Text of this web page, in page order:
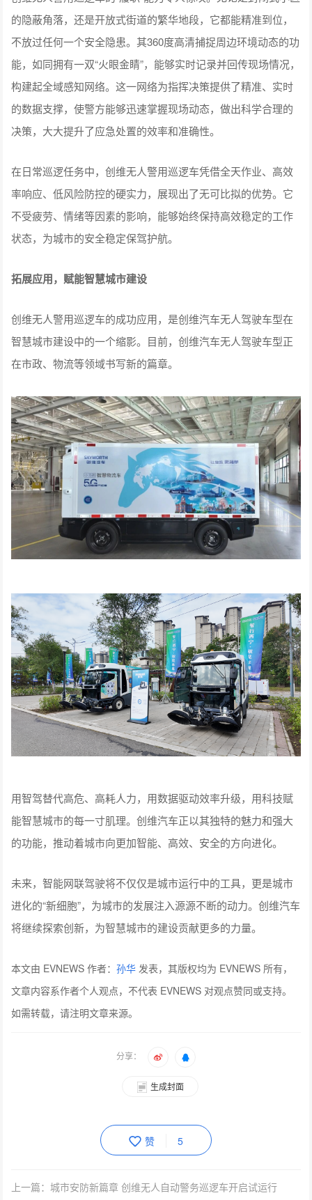
的隐蔽角落，还是开放式街道的繁华地段，它都能精准到位，
不放过任何一个安全隐患。其360度高清捕捉周边环境动态的功
能，如同拥有一双“火眼金睛”，能够实时记录并回传现场情况，
构建起全域感知网络。这一网络为指挥决策提供了精准、实时
的数据支撑，使警方能够迅速掌握现场动态，做出科学合理的
决策，大大提升了应急处置的效率和准确性。
在日常巡逻任务中，创维无人警用巡逻车凭借全天作业、高效
率响应、低风险防控的硬实力，展现出了无可比拟的优势。它
不受疲劳、情绪等因素的影响，能够始终保持高效稳定的工作
状态，为城市的安全稳定保驾护航。
拓展应用，赋能智慧城市建设
创维无人警用巡逻车的成功应用，是创维汽车无人驾驶车型在
智慧城市建设中的一个缩影。目前，创维汽车无人驾驶车型正
在市政、物流等领域书写新的篇章。
用智驾替代高危、高耗人力，用数据驱动效率升级，用科技赋
能智慧城市的每一寸肌理。创维汽车正以其独特的魅力和强大
的功能，推动着城市向更加智能、高效、安全的方向进化。
未来，智能网联驾驶将不仅仅是城市运行中的工具，更是城市
进化的“新细胞”，为城市的发展注入源源不断的动力。创维汽车
将继续探索创新，为智慧城市的建设贡献更多的力量。
本文由 EVNEWS 作者：孙华 发表，其版权均为 EVNEWS 所有，
文章内容系作者个人观点，不代表 EVNEWS 对观点赞同或支持。
如需转载，请注明文章来源。
分享：
生成封面
赞 5
上一篇：城市安防新篇章 创维无人自动警务巡逻车开启试运行